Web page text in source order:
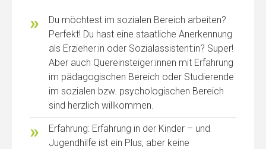
Du möchtest im sozialen Bereich arbeiten?
Perfekt! Du hast eine staatliche Anerkennung
als Erzieher:in oder Sozialassistent:in? Super!
Aber auch Quereinsteiger:innen mit Erfahrung
im pädagogischen Bereich oder Studierende
im sozialen bzw. psychologischen Bereich
sind herzlich willkommen.
Erfahrung: Erfahrung in der Kinder – und
Jugendhilfe ist ein Plus, aber keine